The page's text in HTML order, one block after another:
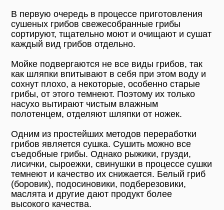
В первую очередь в процессе приготовления
сушеных грибов свежесобранные грибы
сортируют, тщательно моют и очищают и сушат
каждый вид грибов отдельно.
Мойке подвергаются не все виды грибов, так
как шляпки впитывают в себя при этом воду и
сохнут плохо, а некоторые, особенно старые
грибы, от этого темнеют. Поэтому их только
насухо вытирают чистым влажным
полотенцем, отделяют шляпки от ножек.
Одним из простейших методов переработки
грибов является сушка. Сушить можно все
съедобные грибы. Однако рыжики, грузди,
лисички, сыроежки, свинушки в процессе сушки
темнеют и качество их снижается. Белый гриб
(боровик), подосиновики, подберезовики,
маслята и другие дают продукт более
высокого качества.